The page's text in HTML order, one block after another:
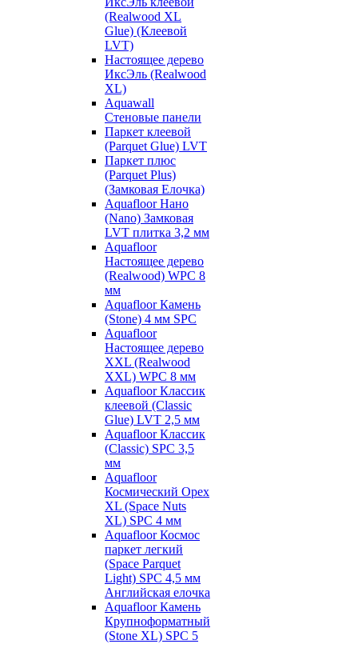
(Realwood XL
Glue) (Клеевой
LVT)
Настоящее дерево
ИксЭль (Realwood
XL)
Aquawall
Стеновые панели
Паркет клеевой
(Parquet Glue) LVT
Паркет плюс
(Parquet Plus)
(Замковая Елочка)
Aquafloor Нано
(Nano) Замковая
LVT плитка 3,2 мм
Aquafloor
Настоящее дерево
(Realwood) WPC 8
мм
Aquafloor Камень
(Stone) 4 мм SPC
Aquafloor
Настоящее дерево
XXL (Realwood
XXL) WPC 8 мм
Aquafloor Классик
клеевой (Classic
Glue) LVT 2,5 мм
Aquafloor Классик
(Classic) SPC 3,5
мм
Aquafloor
Космический Орех
XL (Space Nuts
XL) SPC 4 мм
Aquafloor Космос
паркет легкий
(Space Parquet
Light) SPC 4,5 мм
Английская елочка
Aquafloor Камень
Крупноформатный
(Stone XL) SPC 5